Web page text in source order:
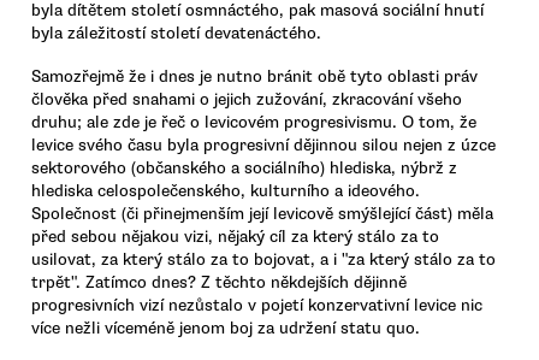
byla dítětem století osmnáctého, pak masová sociální hnutí
byla záležitostí století devatenáctého.
Samozřejmě že i dnes je nutno bránit obě tyto oblasti práv
člověka před snahami o jejich zužování, zkracování všeho
druhu; ale zde je řeč o levicovém progresivismu. O tom, že
levice svého času byla progresivní dějinnou silou nejen z úzce
sektorového (občanského a sociálního) hlediska, nýbrž z
hlediska celospolečenského, kulturního a ideového.
Společnost (či přinejmenším její levicově smýšlející část) měla
před sebou nějakou vizi, nějaký cíl za který stálo za to
usilovat, za který stálo za to bojovat, a i "za který stálo za to
trpět". Zatímco dnes? Z těchto někdejších dějinně
progresivních vizí nezůstalo v pojetí konzervativní levice nic
více nežli víceméně jenom boj za udržení statu quo.